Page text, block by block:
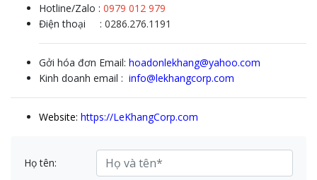
Hotline/Zalo : 0979 012 979
Điện thoại : 0286.276.1191
Gởi hóa đơn Email: hoadonlekhang@yahoo.com
Kinh doanh email : info@lekhangcorp.com
Website: https://LeKhangCorp.com
Họ tên: